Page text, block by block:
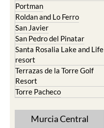
Portman
Roldan and Lo Ferro
San Javier
San Pedro del Pinatar
Santa Rosalia Lake and Life
resort
Terrazas de la Torre Golf
Resort
Torre Pacheco
Murcia Central